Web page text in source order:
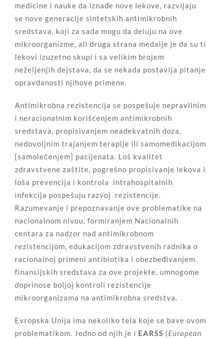
medicine i nauke da iznađe nove lekove, razvijaju
se nove generacije sintetskih antimikrobnih
sredstava, koji za sada mogu da deluju na ove
mikroorganizme, ali druga strana medalje je da su ti
lekovi izuzetno skupi i sa velikim brojem
neželjenjih dejstava, da se nekada postavlja pitanje
opravdanosti njihove primene.
Antimikrobna rezistencija se pospešuje nepravilnim
i neracionalnim korišćenjem antimikrobnih
sredstava, propisivanjem neadekvatnih doza,
nedovoljnim trajanjem terapije ili samomedikacijom
[samolečenjem] pacijenata. Loš kvalitet
zdravstvene zaštite, pogrešno propisivanje lekova i
loša prevencija i kontrola intrahospitalnih
infekcija pospešuju razvoj rezistencije.
Razumevanje i prepoznavanje ove problematike na
nacionalnom nivou, formiranjem Nacionalnih
centara za nadzor nad antimikrobnom
rezistencijom, edukacijom zdravstvenih radnika o
racionalnoj primeni antibiotika i obezbeđivanjem
finansijskih sredstava za ove projekte, umnogome
doprinose boljoj kontroli rezistencije
mikroorganizama na antimikrobna sredstva.
Evropska Unija ima nekoliko tela koje se bave ovom
problematikom. Jedno od njih je i EARSS (European